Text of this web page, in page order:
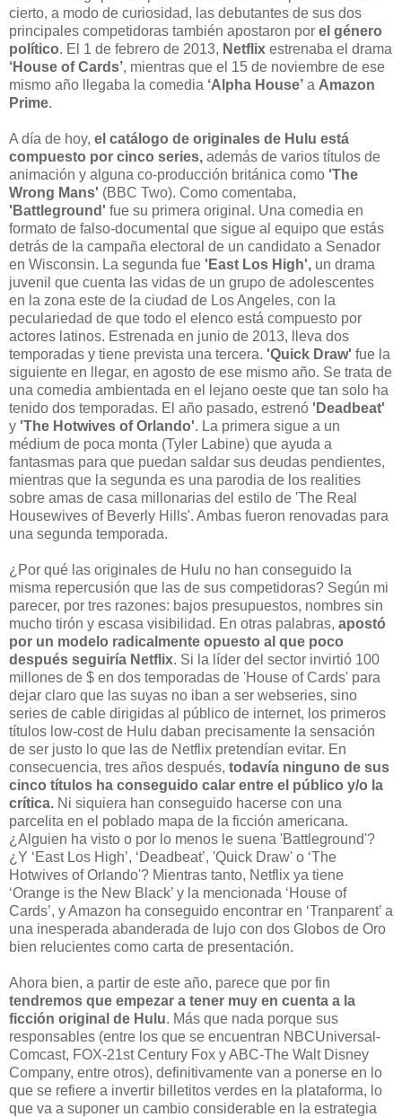
cierto, a modo de curiosidad, las debutantes de sus dos
principales competidoras también apostaron por el género
político. El 1 de febrero de 2013, Netflix estrenaba el drama
‘House of Cards’, mientras que el 15 de noviembre de ese
mismo año llegaba la comedia ‘Alpha House’ a Amazon
Prime.
A día de hoy, el catálogo de originales de Hulu está
compuesto por cinco series, además de varios títulos de
animación y alguna co-producción británica como 'The
Wrong Mans' (BBC Two). Como comentaba,
'Battleground' fue su primera original. Una comedia en
formato de falso-documental que sigue al equipo que estás
detrás de la campaña electoral de un candidato a Senador
en Wisconsin. La segunda fue 'East Los High', un drama
juvenil que cuenta las vidas de un grupo de adolescentes
en la zona este de la ciudad de Los Angeles, con la
peculariedad de que todo el elenco está compuesto por
actores latinos. Estrenada en junio de 2013, lleva dos
temporadas y tiene prevista una tercera. 'Quick Draw' fue la
siguiente en llegar, en agosto de ese mismo año. Se trata de
una comedia ambientada en el lejano oeste que tan solo ha
tenido dos temporadas. El año pasado, estrenó 'Deadbeat'
y 'The Hotwives of Orlando'. La primera sigue a un
médium de poca monta (Tyler Labine) que ayuda a
fantasmas para que puedan saldar sus deudas pendientes,
mientras que la segunda es una parodia de los realities
sobre amas de casa millonarias del estilo de 'The Real
Housewives of Beverly Hills'. Ambas fueron renovadas para
una segunda temporada.
¿Por qué las originales de Hulu no han conseguido la
misma repercusión que las de sus competidoras? Según mi
parecer, por tres razones: bajos presupuestos, nombres sin
mucho tirón y escasa visibilidad. En otras palabras, apostó
por un modelo radicalmente opuesto al que poco
después seguiría Netflix. Si la líder del sector invirtió 100
millones de $ en dos temporadas de 'House of Cards' para
dejar claro que las suyas no iban a ser webseries, sino
series de cable dirigidas al público de internet, los primeros
títulos low-cost de Hulu daban precisamente la sensación
de ser justo lo que las de Netflix pretendían evitar. En
consecuencia, tres años después, todavía ninguno de sus
cinco títulos ha conseguido calar entre el público y/o la
crítica. Ni siquiera han conseguido hacerse con una
parcelita en el poblado mapa de la ficción americana.
¿Alguien ha visto o por lo menos le suena 'Battleground'?
¿Y ‘East Los High’, ‘Deadbeat’, 'Quick Draw' o ‘The
Hotwives of Orlando'? Mientras tanto, Netflix ya tiene
‘Orange is the New Black’ y la mencionada ‘House of
Cards’, y Amazon ha conseguido encontrar en ‘Tranparent’ a
una inesperada abanderada de lujo con dos Globos de Oro
bien relucientes como carta de presentación.
Ahora bien, a partir de este año, parece que por fin
tendremos que empezar a tener muy en cuenta a la
ficción original de Hulu. Más que nada porque sus
responsables (entre los que se encuentran NBCUniversal-
Comcast, FOX-21st Century Fox y ABC-The Walt Disney
Company, entre otros), definitivamente van a ponerse en lo
que se refiere a invertir billetitos verdes en la plataforma, lo
que va a suponer un cambio considerable en la estrategia